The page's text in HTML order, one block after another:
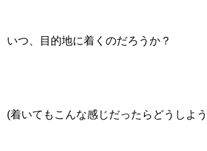
いつ、目的地に着くのだろうか？
(着いてもこんな感じだったらどうしよ